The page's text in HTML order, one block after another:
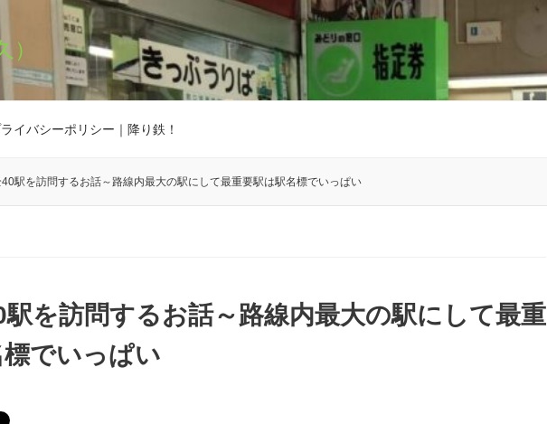
イバシーポリシー｜降り鉄！
駅を訪問するお話～路線内最大の駅にして最重要駅は駅名標でいっぱい
駅を訪問するお話～路線内最大の駅にして最重
でいっぱい